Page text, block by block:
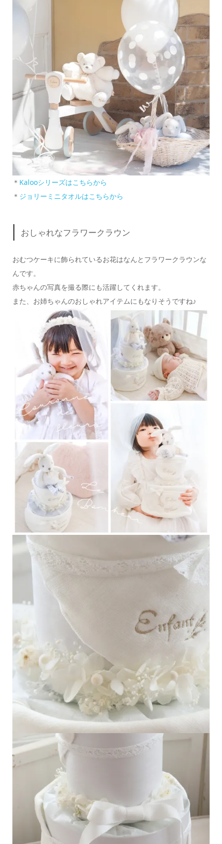
＊ Kalooシリーズはこちらから
＊ ジョリーミニタオルはこちらから
おしゃれなフラワークラウン
おむつケーキに飾られているお花はなんとフラワークラウンな
んです。
赤ちゃんの写真を撮る際にも活躍してくれます。
また、お姉ちゃんのおしゃれアイテムにもなりそうですね♪